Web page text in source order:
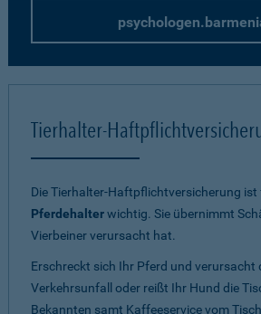
Tierhalter-
Die Tierhalter-Haftpflichtversicherung ist
Pferdehalterwichtig. Sie übernimmt
Vierbeiner verursacht hat.
Erschreckt sich Ihr Pferd und verursacht
Verkehrsunfall oder reißt Ihr Hund die
Bekannten samt Kaffeeservice vom